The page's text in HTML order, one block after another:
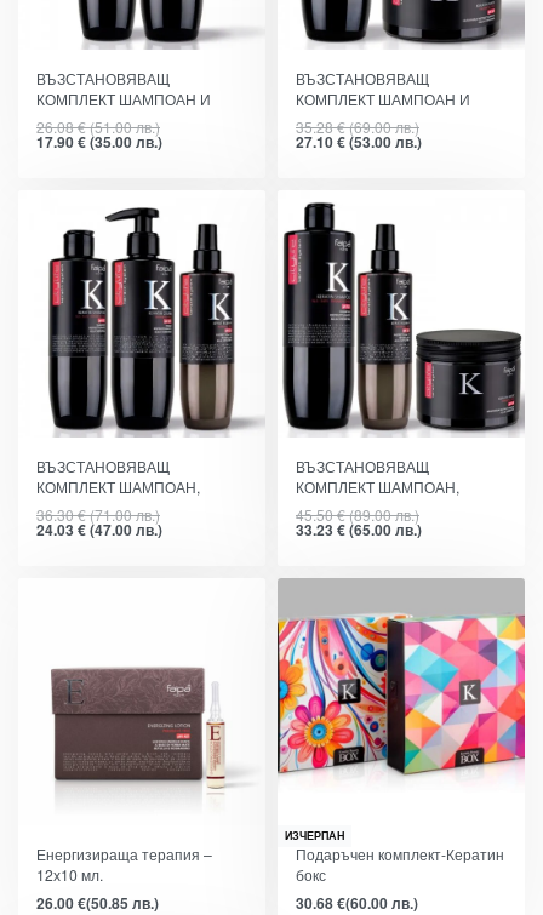
ВЪЗСТАНОВЯВАЩ
КОМПЛЕКТ ШАМПОАН И
БАЛСАМ С
КЕРАТИН-2X250ML
26.08€(51.00 лв.)
17.90€(35.00 лв.)
ВЪЗСТАНОВЯВАЩ
КОМПЛЕКТ ШАМПОАН И
МАСКА С КЕРАТИН-2X500ML
35.28€(69.00 лв.)
27.10€(53.00 лв.)
ВЪЗСТАНОВЯВАЩ
КОМПЛЕКТ ШАМПОАН,
БАЛСАМ И СПРЕЙ С
КЕРАТИН-2X250/250ML
36.30€(71.00 лв.)
24.03€(47.00 лв.)
ВЪЗСТАНОВЯВАЩ
КОМПЛЕКТ ШАМПОАН,
МАСКА И СПРЕЙ С
КЕРАТИН-2X500/250ML
45.50€(89.00 лв.)
33.23€(65.00 лв.)
Енергизираща терапия –
12х10 мл.
26.00€(50.85 лв.)
ИЗЧЕРПАН
Подаръчен комплект-Кератин
бокс
30.68€(60.00 лв.)